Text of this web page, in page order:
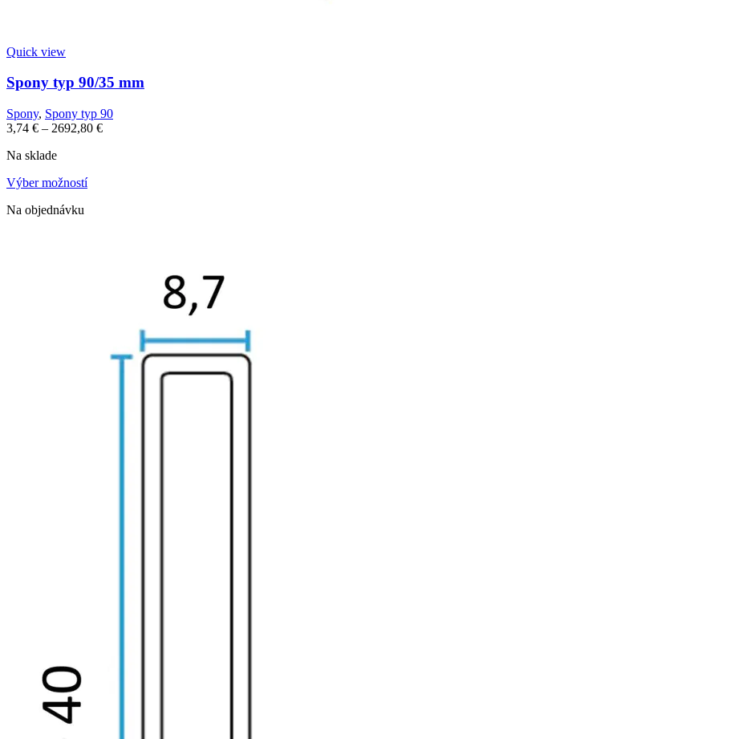
Quick view
Spony typ 90/35 mm
Spony, Spony typ 90
3,74 € – 2692,80 €
Na sklade
Výber možností
Na objednávku